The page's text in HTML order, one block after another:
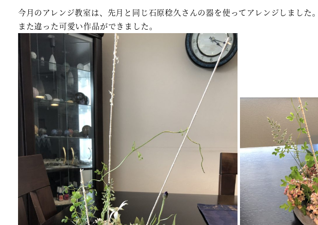
今月のアレンジ教室は、先月と同じ石原稔久さんの器を使ってアレンジしました。
また違った可愛い作品ができました。